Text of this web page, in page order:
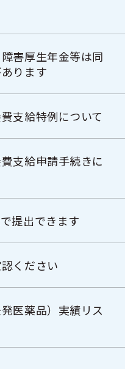
害厚生年金等は同
ります
支給特例について
支給申請手続きに
提出できます
ください
医薬品）実績リス